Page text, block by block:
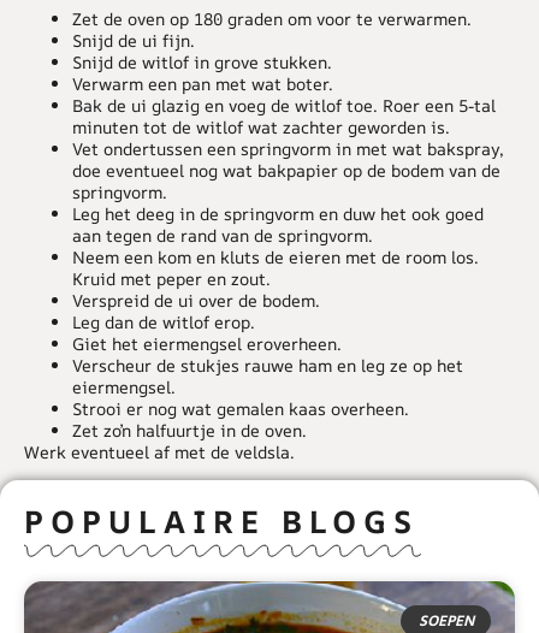
Zet de oven op 180 graden om voor te verwarmen.
Snijd de ui fijn.
Snijd de witlof in grove stukken.
Verwarm een pan met wat boter.
Bak de ui glazig en voeg de witlof toe. Roer een 5-tal
minuten tot de witlof wat zachter geworden is.
Vet ondertussen een springvorm in met wat bakspray,
doe eventueel nog wat bakpapier op de bodem van de
springvorm.
Leg het deeg in de springvorm en duw het ook goed
aan tegen de rand van de springvorm.
Neem een kom en kluts de eieren met de room los.
Kruid met peper en zout.
Verspreid de ui over de bodem.
Leg dan de witlof erop.
Giet het eiermengsel eroverheen.
Verscheur de stukjes rauwe ham en leg ze op het
eiermengsel.
Strooi er nog wat gemalen kaas overheen.
Zet zo’n halfuurtje in de oven.
Werk eventueel af met de veldsla.
POPULAIRE BLOGS
SOEPEN